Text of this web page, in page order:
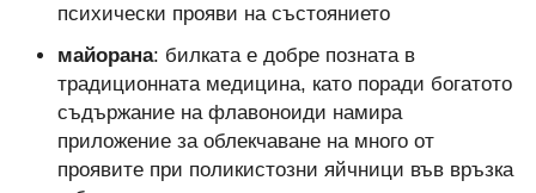
психически прояви на състоянието
майорана: билката е добре позната в
традиционната медицина, като поради богатото
съдържание на флавоноиди намира
приложение за облекчаване на много от
проявите при поликистозни яйчници във връзка